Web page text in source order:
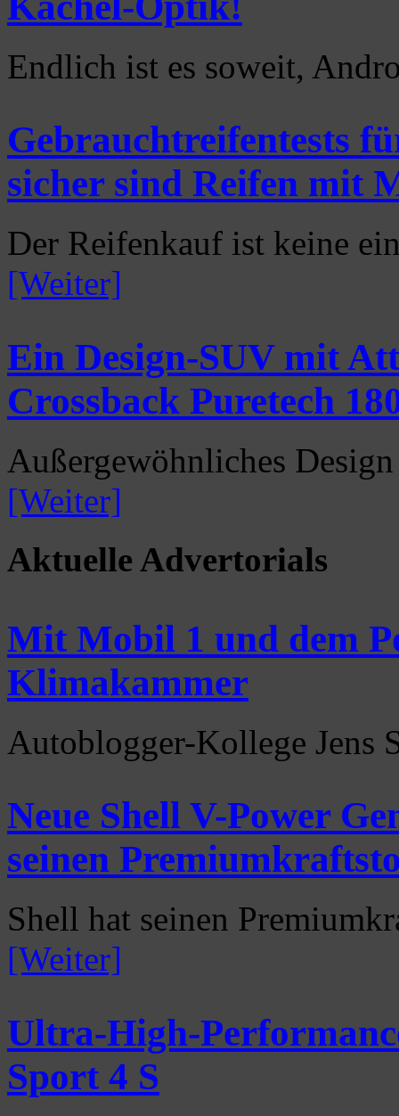
Endlich ist es soweit,
Gebrauchtreifentests
sicher sind Reifen mit
Der Reifenkauf ist keine
[Weiter]
Ein Design-SUV mit
Crossback Puretech
Außergewöhnliches
[Weiter]
Aktuelle Advertorials
Mit Mobil 1 und dem
Klimakammer
Autoblogger-Kollege
Neue Shell V-Power
seinen
Shell hat seinen
[Weiter]
Ultra-High-
Sport 4 S